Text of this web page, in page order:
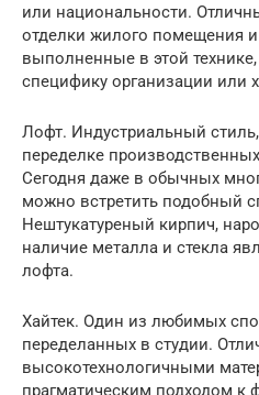
или национальности.
отделки жилого помещения
выполненные в этой технике,
специфику организации или
Лофт. Индустриальный
переделке
Сегодня даже в обычных
можно встретить подобный
Нештукатуреный кирпич,
наличие металла и стекла
лофта.
Хайтек. Один из любимых
переделанных в студии.
высокотехнологичными
прагматическим подходом